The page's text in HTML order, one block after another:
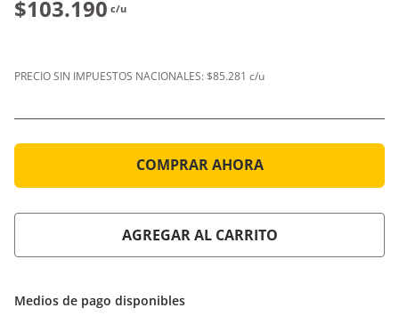
$103.190 c/u
PRECIO SIN IMPUESTOS NACIONALES:$85.281 c/u
COMPRAR AHORA
AGREGAR AL CARRITO
Medios de pago disponibles